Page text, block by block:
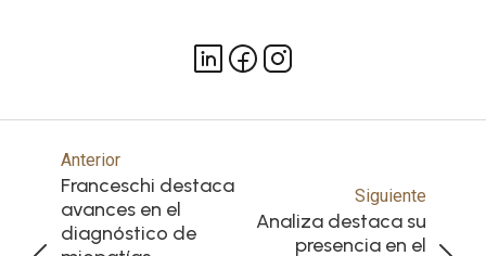
Anterior
Franceschi destaca
avances en el
diagnóstico de
Siguiente
Analiza destaca su
presencia en el